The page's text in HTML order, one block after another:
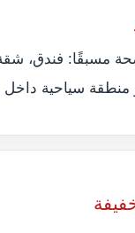
مسبقًا: فندق،
منطقة سياحية داخل